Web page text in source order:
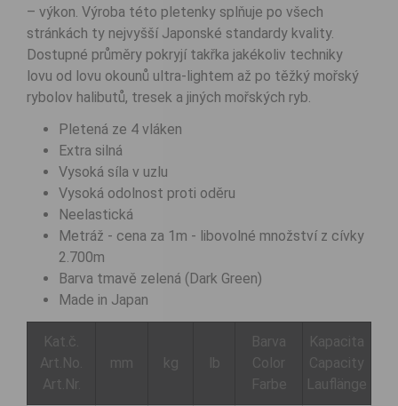
– výkon. Výroba této pletenky splňuje po všech
stránkách ty nejvyšší Japonské standardy kvality.
Dostupné průměry pokryjí takřka jakékoliv techniky
lovu od lovu okounů ultra-lightem až po těžký mořský
rybolov halibutů, tresek a jiných mořských ryb.
Pletená ze 4 vláken
Extra silná
Vysoká síla v uzlu
Vysoká odolnost proti oděru
Neelastická
Metráž - cena za 1m - libovolné množství z cívky
2.700m
Barva tmavě zelená (Dark Green)
Made in Japan
Kat.č.
Art.No.
Art.Nr.
mm kg lb
Barva
Color
Farbe
Kapacita
Capacity
Lauflänge